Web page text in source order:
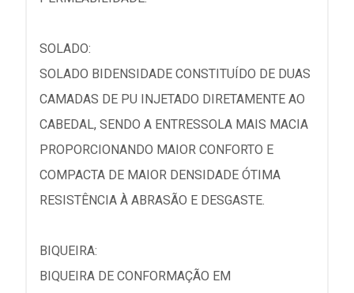
SOLADO:
SOLADO BIDENSIDADE CONSTITUÍDO DE DUAS
CAMADAS DE PU INJETADO DIRETAMENTE AO
CABEDAL, SENDO A ENTRESSOLA MAIS MACIA
PROPORCIONANDO MAIOR CONFORTO E
COMPACTA DE MAIOR DENSIDADE ÓTIMA
RESISTÊNCIA À ABRASÃO E DESGASTE.
BIQUEIRA:
BIQUEIRA DE CONFORMAÇÃO EM